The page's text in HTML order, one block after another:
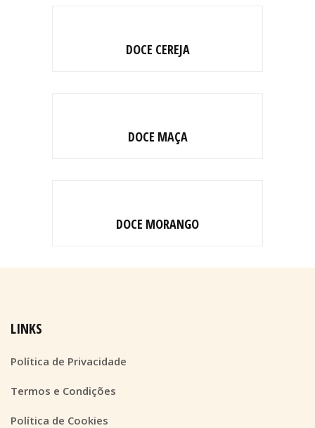
DOCE CEREJA
DOCE MAÇA
DOCE MORANGO
LINKS
Política de Privacidade
Termos e Condições
Política de Cookies